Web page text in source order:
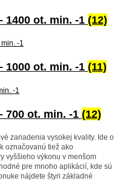
1400 ot. min. -1 (12)
1000 ot. min. -1 (11)
700 ot. min. -1 (12)
zariadenia vysokej kvality. Ide o
označovanú tiež ako
vyššieho výkonu v menšom
pre mnoho aplikácií, kde sú
nájdete štyri základné